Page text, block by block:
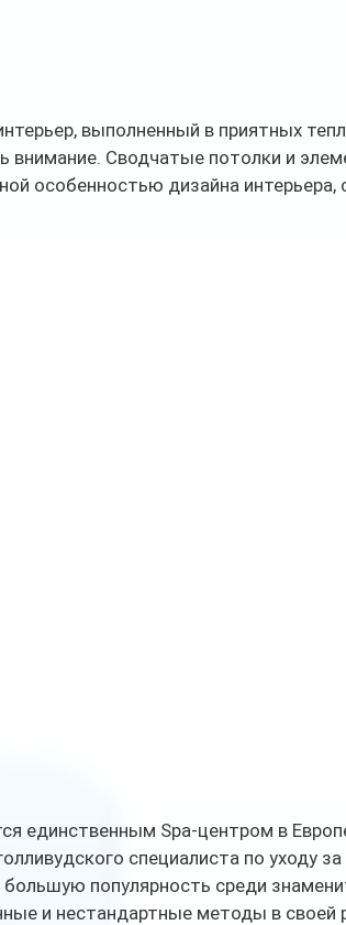
выполненный в приятных
внимание. Сводчатые потолки и
особенностью дизайна интерьера,
единственным Spa-центром в
специалиста по уходу
популярность среди
и нестандартные методы в своей